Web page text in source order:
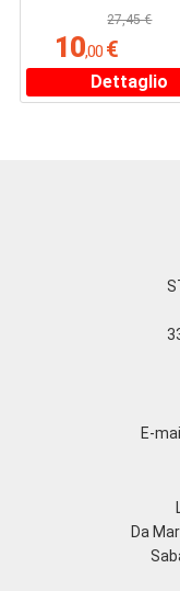
27,45 €
10,00 €
Dettaglio
E-mail
Da